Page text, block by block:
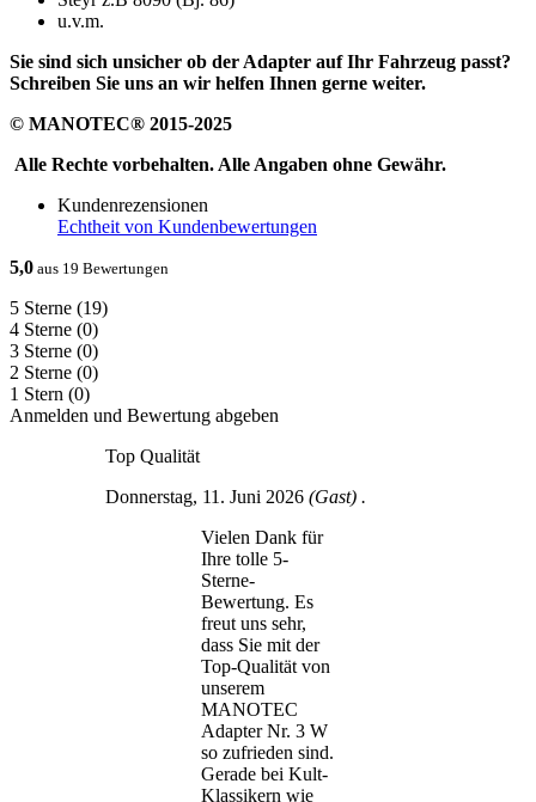
u.v.m.
Sie sind sich unsicher ob der Adapter auf Ihr Fahrzeug passt?
Schreiben Sie uns an wir helfen Ihnen gerne weiter.
© MANOTEC® 2015-2025
Alle Rechte vorbehalten. Alle Angaben ohne Gewähr.
Kundenrezensionen
Echtheit von Kundenbewertungen
5,0 aus 19 Bewertungen
5 Sterne (19)
4 Sterne (0)
3 Sterne (0)
2 Sterne (0)
1 Stern (0)
Anmelden und Bewertung abgeben
Top Qualität
Donnerstag, 11. Juni 2026 (Gast) .
Vielen Dank für
Ihre tolle 5-
Sterne-
Bewertung. Es
freut uns sehr,
dass Sie mit der
Top-Qualität von
unserem
MANOTEC
Adapter Nr. 3 W
so zufrieden sind.
Gerade bei Kult-
Klassikern wie